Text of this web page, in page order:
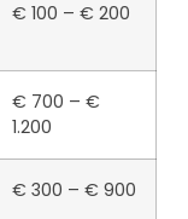
€ 100 – € 200
€ 700 – €
1.200
€ 300 – € 900